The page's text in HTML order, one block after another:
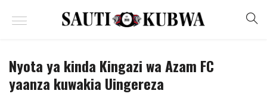
Nyota ya kinda Kingazi wa Azam FC
yaanza kuwakia Uingereza